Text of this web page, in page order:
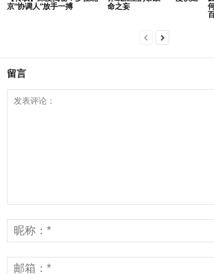
京“协调人”放手一搏
命之妄
留言